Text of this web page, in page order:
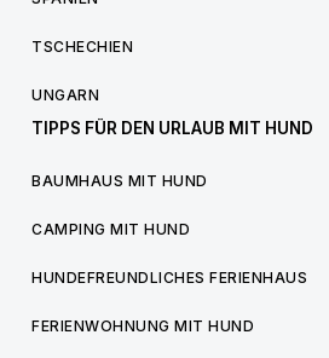
TSCHECHIEN
UNGARN
TIPPS FÜR DEN URLAUB MIT HUND
BAUMHAUS MIT HUND
CAMPING MIT HUND
HUNDEFREUNDLICHES FERIENHAUS
FERIENWOHNUNG MIT HUND